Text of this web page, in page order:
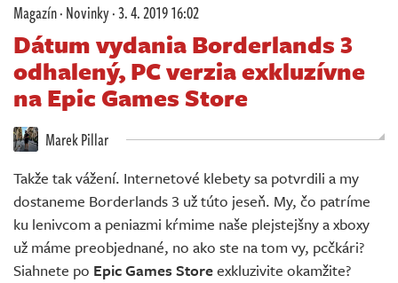
Redakce
Živě
Magazín·Novinky·3. 4. 2019 16:02
Dátum vydania Borderlands 3
odhalený, PC verzia exkluzívne
na Epic Games Store
Marek Pillar
Takže tak vážení. Internetové klebety sa potvrdili a my
dostaneme Borderlands 3 už túto jeseň. My, čo patríme
ku lenivcom a peniazmi kŕmime naše plejstejšny a xboxy
už máme preobjednané, no ako ste na tom vy, pcčkári?
Siahnete po Epic Games Storeexkluzivite okamžite?